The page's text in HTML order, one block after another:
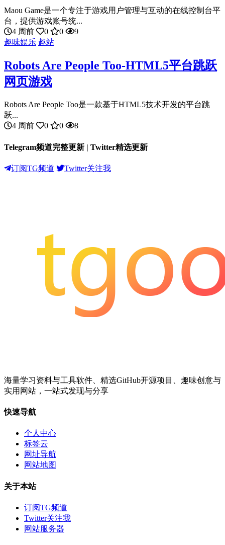
Maou Game是一个专注于游戏用户管理与互动的在线控制台平
台，提供游戏账号统...
4 周前
0 0
9
趣味娱乐 趣站
Robots Are People Too-HTML5平台跳跃
网页游戏
Robots Are People Too是一款基于HTML5技术开发的平台跳
跃...
4 周前
0 0 8
Telegram频道完整更新 | Twitter精选更新
订阅TG频道 Twitter关注我
海量学习资料与工具软件、精选GitHub开源项目、趣味创意与
实用网站，一站式发现与分享
快速导航
个人中心
标签云
网址导航
网站地图
关于本站
订阅TG频道
Twitter关注我
网站服务器